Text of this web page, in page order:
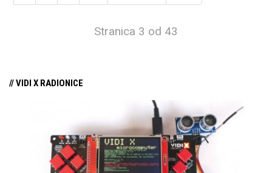
Stranica 3 od 43
// VIDI X RADIONICE